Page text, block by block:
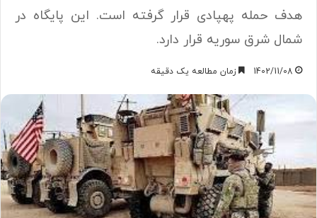
هدف حمله پهپادی قرار گرفته است. این پایگاه در
شمال شرق سوریه قرار دارد.
1402/11/08 زمان مطالعه یک دقیقه